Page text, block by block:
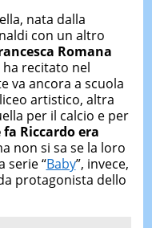
nata dalla
con un altro
Romana
recitato nel
va ancora a scuola
artistico, altra
per il calcio e per
Riccardo era
non si sa se la loro
serie “Baby”, invece,
protagonista dello